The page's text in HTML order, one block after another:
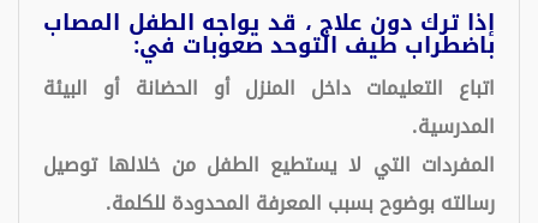
إذا ترك دون علاج ، قد يواجه الطفل المصاب
باضطراب طيف التوحد صعوبات في:
اتباع التعليمات داخل المنزل أو الحضانة أو البيئة
المدرسية.
المفردات التي لا يستطيع الطفل من خلالها توصيل
رسالته بوضوح بسبب المعرفة المحدودة للكلمة.